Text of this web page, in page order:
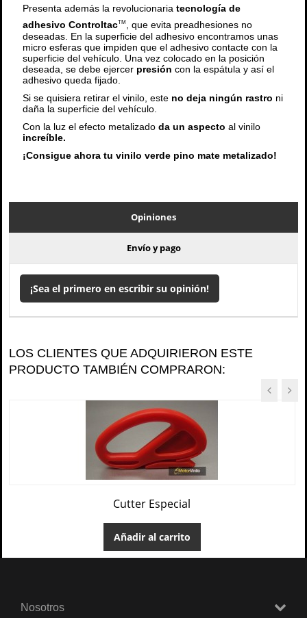
Presenta además la revolucionaria tecnología de
adhesivo ControltacTM
, que evita preadhesiones no
deseadas. En la superficie del adhesivo encontramos unas
micro esferas que impiden que el adhesivo contacte con la
superficie del vehículo. Una vez colocado en la posición
deseada, se debe ejercer presión con la espátula y así el
adhesivo queda fijado.
Si se quisiera retirar el vinilo, este no deja ningún rastro ni
daña la superficie del vehículo.
Con la luz el efecto metalizado da un aspecto al vinilo
increíble.
¡Consigue ahora tu vinilo verde pino mate metalizado!
Opiniones
Envío y pago
¡Sea el primero en escribir su opinión!
LOS CLIENTES QUE ADQUIRIERON ESTE
PRODUCTO TAMBIÉN COMPRARON:
Cutter Especial
Añadir al carrito
Nosotros